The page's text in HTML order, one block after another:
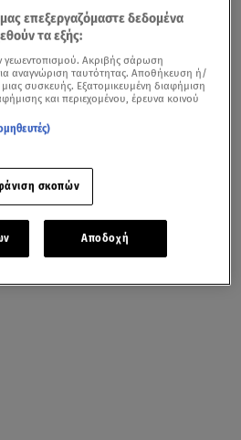
μας επεξεργαζόμαστε δεδομένα
τα εξής:
Ακριβής σάρωση
αναγνώριση ταυτότητας. Αποθήκευση ή/
συσκευής. Εξατομικευμένη διαφήμιση
και περιεχομένου, έρευνα κοινού
σκοπών
Αποδοχή